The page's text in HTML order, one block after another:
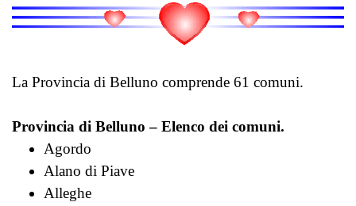
La Provincia di Belluno comprende 61 comuni.
Provincia di Belluno – Elenco dei comuni.
Agordo
Alano di Piave
Alleghe